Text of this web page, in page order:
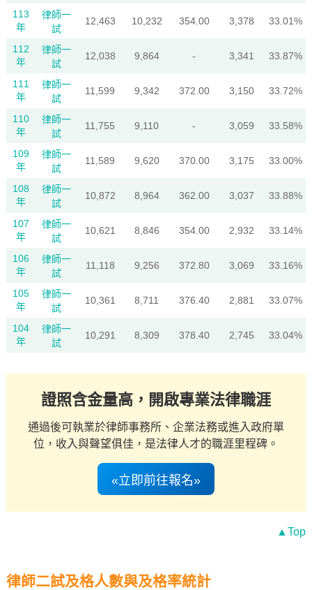
113
年
律師一
試
12,463 10,232 354.00 3,378 33.01%
112
年
律師一
試
12,038 9,864 - 3,341 33.87%
111
年
律師一
試
11,599 9,342 372.00 3,150 33.72%
110
年
律師一
試
11,755 9,110 - 3,059 33.58%
109
年
律師一
試
11,589 9,620 370.00 3,175 33.00%
108
年
律師一
試
10,872 8,964 362.00 3,037 33.88%
107
年
律師一
試
10,621 8,846 354.00 2,932 33.14%
106
年
律師一
試
11,118 9,256 372.80 3,069 33.16%
105
年
律師一
試
10,361 8,711 376.40 2,881 33.07%
104
年
律師一
試
10,291 8,309 378.40 2,745 33.04%
證照含金量高，開啟專業法律職涯
通過後可執業於律師事務所、企業法務或進入政府單
位，收入與聲望俱佳，是法律人才的職涯里程碑。
«立即前往報名»
▲Top
律師二試及格人數與及格率統計